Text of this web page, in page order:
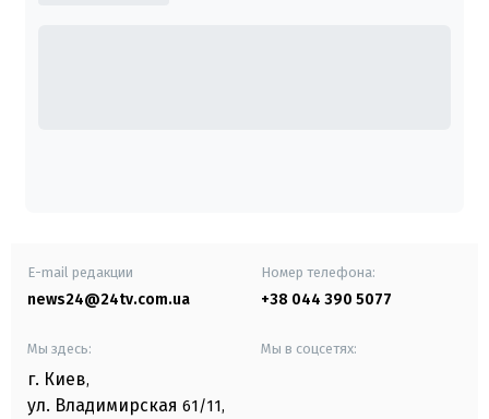
E-mail редакции
news24@24tv.com.ua
Номер телефона:
+38 044 390 5077
Мы здесь:
г. Киев,
ул. Владимирская 61/11,
Мы в соцсетях: